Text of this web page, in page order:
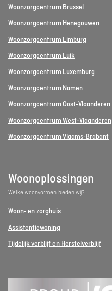
Woonzorgcentrum Brussel
Woonzorgcentrum Henegouwen
Woonzorgcentrum Limburg
Woonzorgcentrum Luik
Woonzorgcentrum Luxemburg
Woonzorgcentrum Namen
Woonzorgcentrum Oost-Vlaanderen
Woonzorgcentrum West-Vlaanderen
Woonzorgcentrum Vlaams-Brabant
Woonoplossingen
Welke woonvormen bieden wij?
Woon- en zorghuis
Assistentiewoning
Tijdelijk verblijf en Herstelverblijf